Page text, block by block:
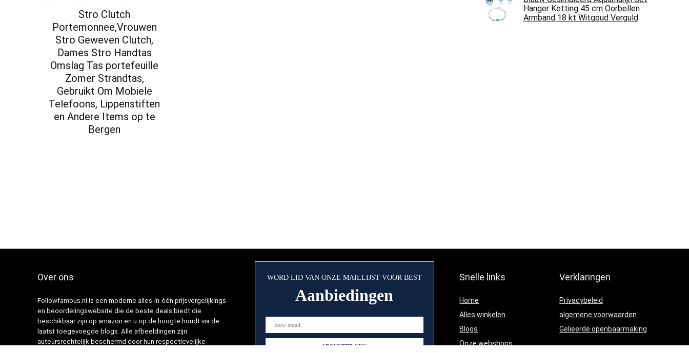
Stro Clutch
Portemonnee,Vrouwen
Stro Geweven Clutch,
Dames Stro Handtas
Omslag Tas portefeuille
Zomer Strandtas,
Gebruikt Om Mobiele
Telefoons, Lippenstiften
en Andere Items op te
Bergen
Hanger Ketting 45 cm Oorbellen
Armband 18 kt Witgoud Verguld
Over ons
Followfamous.nl is een moderne alles-in-één prijsvergelijkings-
en beoordelingswebsite die de beste deals biedt die
beschikbaar zijn op amazon en u op de hoogte houdt via de
laatst toegevoegde blogs. Alle afbeeldingen zijn
auteursrechtelijk beschermd door hun respectievelijke
WORD LID VAN ONZE MAILLIJST VOOR BEST
Aanbiedingen
Snelle links
Home
Alles winkelen
Blogs
Onze webshops
Verklaringen
Privacybeleid
algemene voorwaarden
Gelieerde openbaarmaking